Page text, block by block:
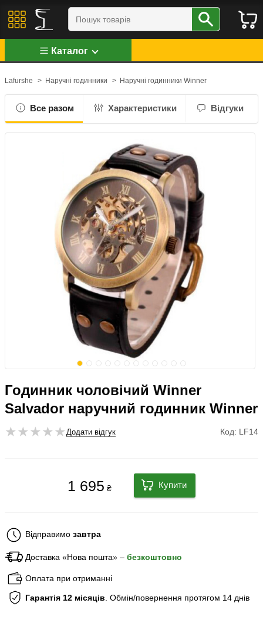
Каталог
Lafurshe > Наручні годинники > Наручні годинники Winner
Все разом Характеристики Відгуки
Годинник чоловічий Winner
Salvador наручний годинник Winner
Додати відгук Код: LF14
1 695₴ Купити
Відправимо завтра
Доставка «Нова пошта» – безкоштовно
Оплата при отриманні
Гарантія 12 місяців . Обмін/повернення протягом 14 днів